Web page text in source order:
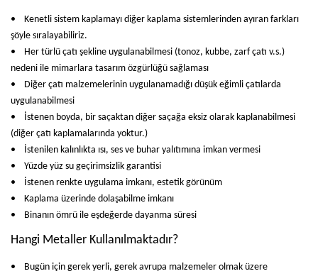
• Kenetli sistem kaplamayı diğer kaplama sistemlerinden ayıran farkları
şöyle sıralayabiliriz.
• Her türlü çatı şekline uygulanabilmesi (tonoz, kubbe, zarf çatı v.s.)
nedeni ile mimarlara tasarım özgürlüğü sağlaması
• Diğer çatı malzemelerinin uygulanamadığı düşük eğimli çatılarda
uygulanabilmesi
• İstenen boyda, bir saçaktan diğer saçağa eksiz olarak kaplanabilmesi
(diğer çatı kaplamalarında yoktur.)
• İstenilen kalınlıkta ısı, ses ve buhar yalıtımına imkan vermesi
• Yüzde yüz su geçirimsizlik garantisi
• İstenen renkte uygulama imkanı, estetik görünüm
• Kaplama üzerinde dolaşabilme imkanı
• Binanın ömrü ile eşdeğerde dayanma süresi
Hangi Metaller Kullanılmaktadır?
• Bugün için gerek yerli, gerek avrupa malzemeler olmak üzere